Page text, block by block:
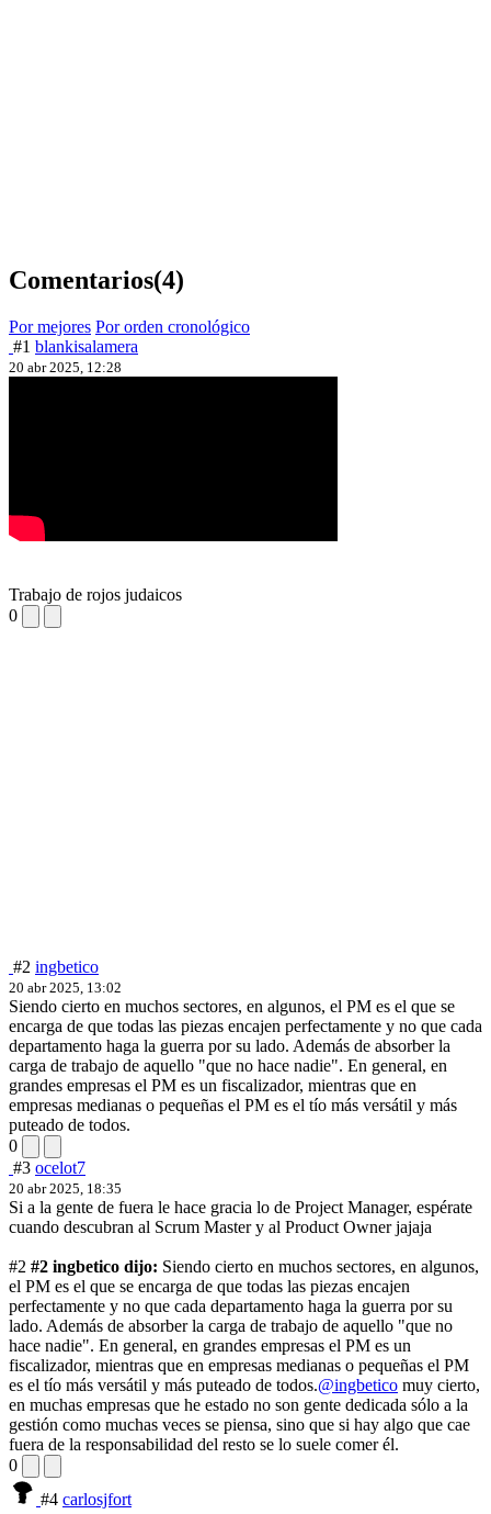
Comentarios(4)
Por mejores Por orden cronológico
#1 blankisalamera
20 abr 2025, 12:28
Trabajo de rojos judaicos
0
#2 ingbetico
20 abr 2025, 13:02
Siendo cierto en muchos sectores, en algunos, el PM es el que se
encarga de que todas las piezas encajen perfectamente y no que cada
departamento haga la guerra por su lado. Además de absorber la
carga de trabajo de aquello "que no hace nadie". En general, en
grandes empresas el PM es un fiscalizador, mientras que en
empresas medianas o pequeñas el PM es el tío más versátil y más
puteado de todos.
0
#3 ocelot7
20 abr 2025, 18:35
Si a la gente de fuera le hace gracia lo de Project Manager, espérate
cuando descubran al Scrum Master y al Product Owner jajaja
#2 #2 ingbetico dijo: Siendo cierto en muchos sectores, en algunos,
el PM es el que se encarga de que todas las piezas encajen
perfectamente y no que cada departamento haga la guerra por su
lado. Además de absorber la carga de trabajo de aquello "que no
hace nadie". En general, en grandes empresas el PM es un
fiscalizador, mientras que en empresas medianas o pequeñas el PM
es el tío más versátil y más puteado de todos.@ingbetico muy cierto,
en muchas empresas que he estado no son gente dedicada sólo a la
gestión como muchas veces se piensa, sino que si hay algo que cae
fuera de la responsabilidad del resto se lo suele comer él.
0
#4 carlosjfort